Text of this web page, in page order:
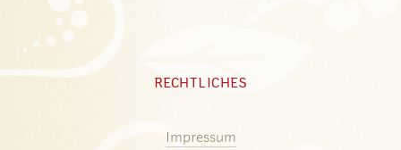
RECHTLICHES
Impressum